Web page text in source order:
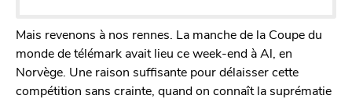
Mais revenons à nos rennes. La manche de la Coupe du
monde de télémark avait lieu ce week-end à Al, en
Norvège. Une raison suffisante pour délaisser cette
compétition sans crainte, quand on connaît la suprématie